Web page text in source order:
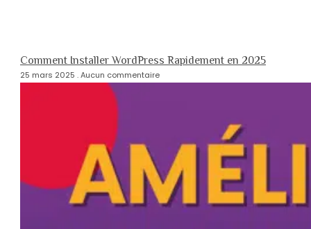
Comment Installer WordPress Rapidement en 2025
25 mars 2025 Aucun commentaire